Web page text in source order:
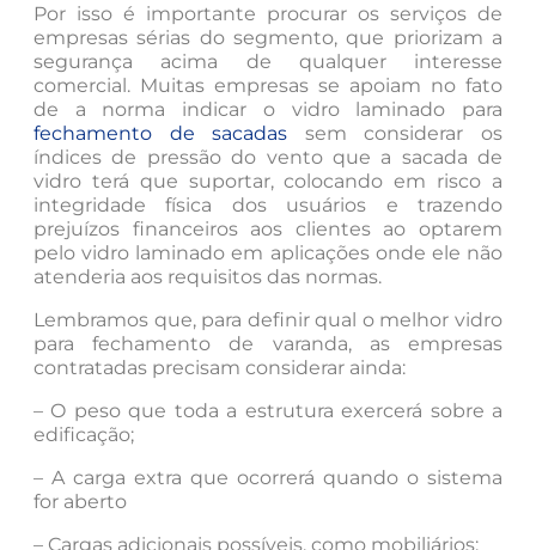
Por isso é importante procurar os serviços de
empresas sérias do segmento, que priorizam a
segurança acima de qualquer interesse
comercial. Muitas empresas se apoiam no fato
de a norma indicar o vidro laminado para
fechamento de sacadas sem considerar os
índices de pressão do vento que a sacada de
vidro terá que suportar, colocando em risco a
integridade física dos usuários e trazendo
prejuízos financeiros aos clientes ao optarem
pelo vidro laminado em aplicações onde ele não
atenderia aos requisitos das normas.
Lembramos que, para definir qual o melhor vidro
para fechamento de varanda, as empresas
contratadas precisam considerar ainda:
– O peso que toda a estrutura exercerá sobre a
edificação;
– A carga extra que ocorrerá quando o sistema
for aberto
– Cargas adicionais possíveis, como mobiliários;